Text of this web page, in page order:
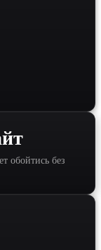
обойтись без